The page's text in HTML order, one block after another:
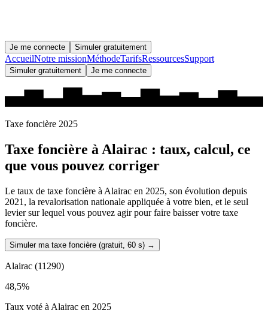
Je me connecte Simuler gratuitement
AccueilNotre missionMéthodeTarifsRessourcesSupport
Simuler gratuitement Je me connecte
Taxe foncière 2025
Taxe foncière àAlairac : taux, calcul, ce
que vous pouvez corriger
Le taux de taxe foncière à Alairac en 2025, son évolution depuis
2021, la revalorisation nationale appliquée à votre bien, et le seul
levier sur lequel vous pouvez agir pour faire baisser votre taxe
foncière.
Simuler ma taxe foncière (gratuit, 60 s) →
Alairac (11290)
48,5%
Taux voté à Alairac en 2025